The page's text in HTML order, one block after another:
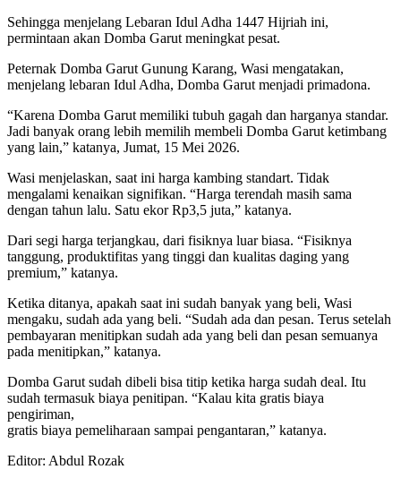
Sehingga menjelang Lebaran Idul Adha 1447 Hijriah ini,
permintaan akan Domba Garut meningkat pesat.
Peternak Domba Garut Gunung Karang, Wasi mengatakan,
menjelang lebaran Idul Adha, Domba Garut menjadi primadona.
“Karena Domba Garut memiliki tubuh gagah dan harganya standar.
Jadi banyak orang lebih memilih membeli Domba Garut ketimbang
yang lain,” katanya, Jumat, 15 Mei 2026.
Wasi menjelaskan, saat ini harga kambing standart. Tidak
mengalami kenaikan signifikan. “Harga terendah masih sama
dengan tahun lalu. Satu ekor Rp3,5 juta,” katanya.
Dari segi harga terjangkau, dari fisiknya luar biasa. “Fisiknya
tanggung, produktifitas yang tinggi dan kualitas daging yang
premium,” katanya.
Ketika ditanya, apakah saat ini sudah banyak yang beli, Wasi
mengaku, sudah ada yang beli. “Sudah ada dan pesan. Terus setelah
pembayaran menitipkan sudah ada yang beli dan pesan semuanya
pada menitipkan,” katanya.
Domba Garut sudah dibeli bisa titip ketika harga sudah deal. Itu
sudah termasuk biaya penitipan. “Kalau kita gratis biaya
pengiriman,
gratis biaya pemeliharaan sampai pengantaran,” katanya.
Editor: Abdul Rozak